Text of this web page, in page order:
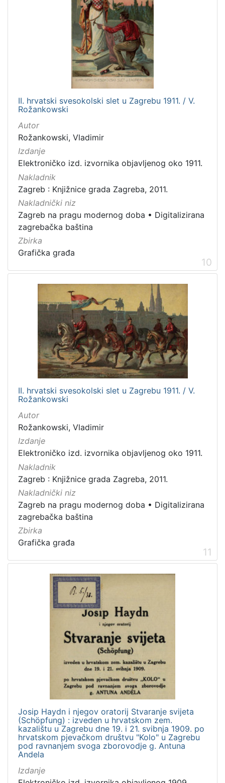
II. hrvatski svesokolski slet u Zagrebu 1911. / V.
Rožankowski
Autor
Rožankowski, Vladimir
Izdanje
Elektroničko izd. izvornika objavljenog oko 1911.
Nakladnik
Zagreb : Knjižnice grada Zagreba, 2011.
Nakladnički niz
Zagreb na pragu modernog doba • Digitalizirana
zagrebačka baština
Zbirka
Grafička građa
10
II. hrvatski svesokolski slet u Zagrebu 1911. / V.
Rožankowski
Autor
Rožankowski, Vladimir
Izdanje
Elektroničko izd. izvornika objavljenog oko 1911.
Nakladnik
Zagreb : Knjižnice grada Zagreba, 2011.
Nakladnički niz
Zagreb na pragu modernog doba • Digitalizirana
zagrebačka baština
Zbirka
Grafička građa
11
Josip Haydn i njegov oratorij Stvaranje svijeta
(Schöpfung) : izveden u hrvatskom zem.
kazalištu u Zagrebu dne 19. i 21. svibnja 1909. po
hrvatskom pjevačkom društvu "Kolo" u Zagrebu
pod ravnanjem svoga zborovodje g. Antuna
Andela
Izdanje